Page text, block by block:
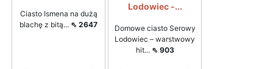
Ciasto Ismena na dużą
blachę z bitą... ⇖ 2647
Lodowiec -...
Domowe ciasto Serowy
Lodowiec – warstwowy
hit... ⇖ 903